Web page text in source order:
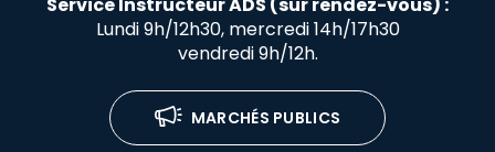
Service Instructeur ADS (sur rendez-vous) :
Lundi 9h/12h30, mercredi 14h/17h30
vendredi 9h/12h.
MARCHÉS PUBLICS